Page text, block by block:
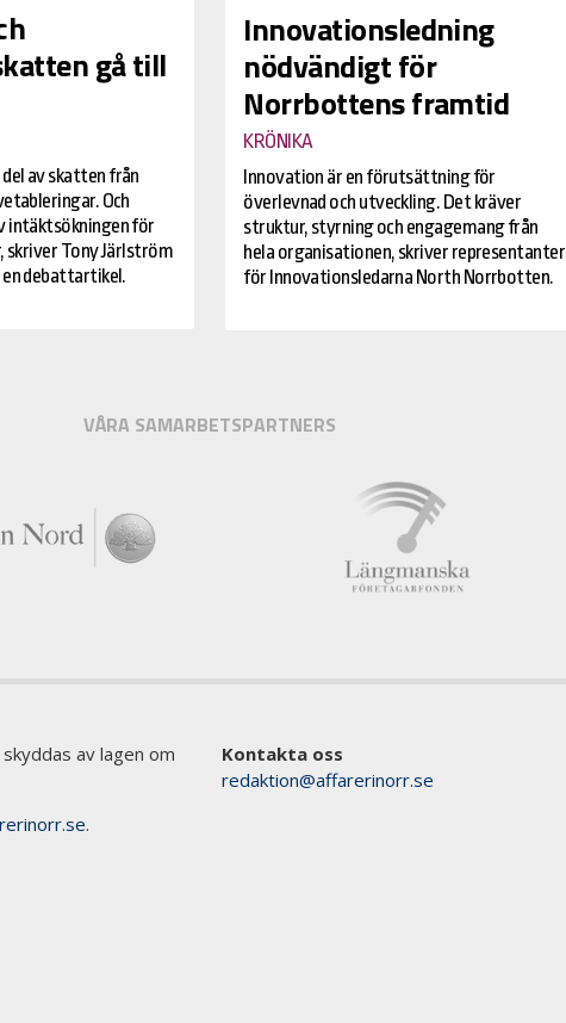
gå till
av skatten från
Och
intäktsökningen för
skriver Tony Järlström
en debattartikel.
Innovationsledning
nödvändigt för
Norrbottens framtid
KRÖNIKA
Innovation är en förutsättning för
överlevnad och utveckling. Det kräver
struktur, styrning och engagemang från
hela organisationen, skriver representanter
för Innovationsledarna North Norrbotten.
VÅRA SAMARBETSPARTNERS
av lagen om
.
Kontakta oss
redaktion@affarerinorr.se